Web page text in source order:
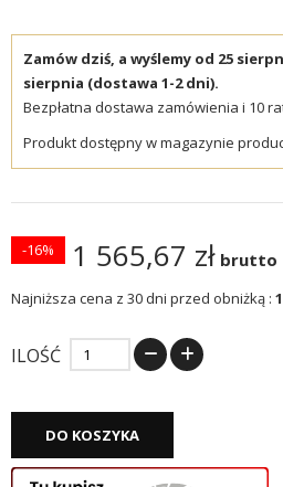
Zamów dziś, a wyślemy od 25
sierpnia (dostawa 1-2 dni).
Bezpłatna dostawa zamówienia i 10
Produkt dostępny w magazynie
1 565,67 zł brutto
-16%
Najniższa cena z 30 dni przed obniżką :
ILOŚĆ
DO KOSZYKA